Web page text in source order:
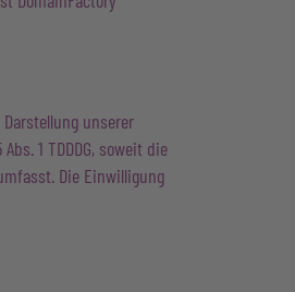
unserer
1 TDDDG, soweit die
Die Einwilligung